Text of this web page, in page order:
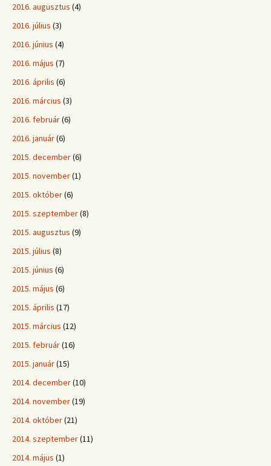
2016. augusztus (4)
2016. július (3)
2016. június (4)
2016. május (7)
2016. április (6)
2016. március (3)
2016. február(6)
2016. január(6)
2015. december(6)
2015. november(1)
2015. október(6)
2015. szeptember(8)
2015. augusztus (9)
2015. július (8)
2015. június (6)
2015. május (6)
2015. április (17)
2015. március (12)
2015. február(16)
2015. január(15)
2014. december(10)
2014. november(19)
2014. október(21)
2014. szeptember(11)
2014. május (1)